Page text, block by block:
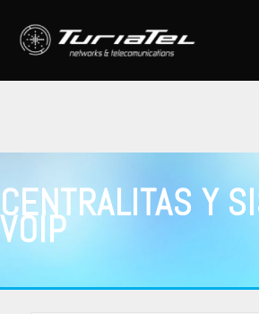
CENTRALITAS Y
VOIP